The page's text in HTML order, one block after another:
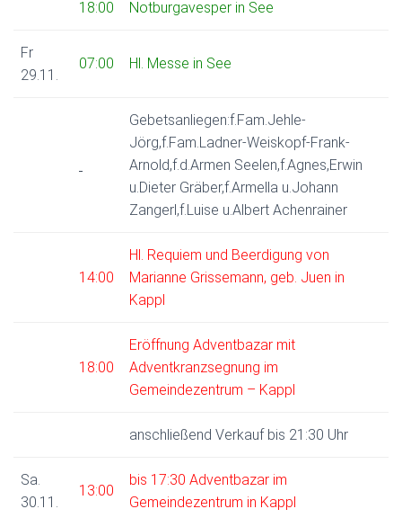
18:00 Notburgavesper in See
Fr
29.11.
07:00 Hl. Messe in See
Gebetsanliegen:f.Fam.Jehle-
Jörg,f.Fam.Ladner-Weiskopf-Frank-
Arnold,f.d.Armen Seelen,f.Agnes,Erwin
u.Dieter Gräber,f.Armella u.Johann
Zangerl,f.Luise u.Albert Achenrainer
14:00
Hl. Requiem und Beerdigung von
Marianne Grissemann, geb. Juen in
Kappl
18:00
Eröffnung Adventbazar mit
Adventkranzsegnung im
Gemeindezentrum – Kappl
anschließend Verkauf bis 21:30 Uhr
Sa.
30.11.
13:00
bis 17:30 Adventbazar im
Gemeindezentrum in Kappl